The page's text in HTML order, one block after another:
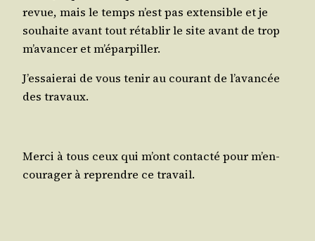
revue, mais le temps n’est pas exten­sible et je
sou­haite avant tout réta­blir le site avant de trop
m’a­van­cer et m’éparpiller.
J’es­saie­rai de vous tenir au cou­rant de l’a­van­cée
des travaux.
Mer­ci à tous ceux qui m’ont contac­té pour m’en­
cou­ra­ger à reprendre ce travail.